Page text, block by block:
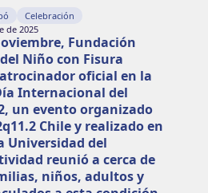
Celebración
de 2025
Fundación
Niño con Fisura
oficial en la
Internacional del
un evento organizado
Chile y realizado en
Universidad del
reunió a cerca de
niños, adultos y